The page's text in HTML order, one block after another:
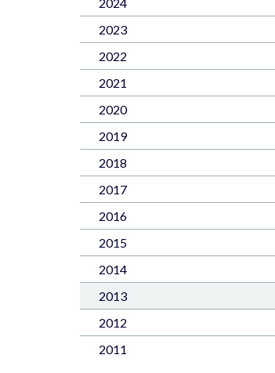
2023
2022
2021
2020
2019
2018
2017
2016
2015
2014
2013
2012
2011